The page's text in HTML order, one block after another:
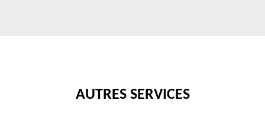
AUTRES SERVICES